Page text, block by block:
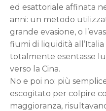
ed esattoriale affinata
anni: un metodo
grande evasione, o
fiumi di liquidità
totalmente esentasse
verso la Cina.
No e poi no: più
escogitato per colpire
maggioranza,